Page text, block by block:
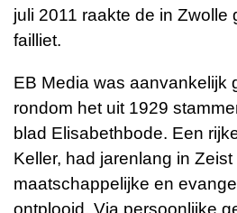
juli 2011 raakte de in Zwolle
failliet.
EB Media was aanvankelijk
rondom het uit 1929
blad Elisabethbode. Een
Keller, had jarenlang in
maatschappelijke en